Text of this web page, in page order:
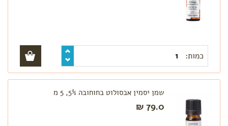
טרימסטר
לקראת
לידה
רשימת
ללידה
לפי צורך
כמות:
שמן יסמין אבסולוט בחוחובה 5%, 5 מ
79.0 ₪